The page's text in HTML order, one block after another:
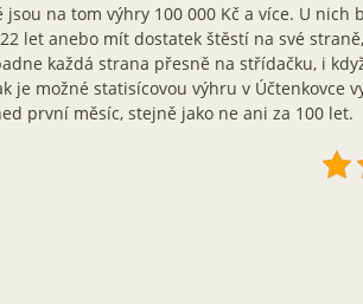
jsou na tom výhry 100 000 Kč a více. U
let anebo mít dostatek štěstí na své
každá strana přesně na střídačku, i
je možné statisícovou výhru v Účtenkovce
první měsíc, stejně jako ne ani za 100 let.